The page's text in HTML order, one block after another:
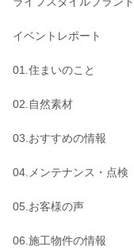
イベントレポート
01.住まいのこと
02.自然素材
03.おすすめの情報
04.メンテナンス・点検
05.お客様の声
06.施工物件の情報